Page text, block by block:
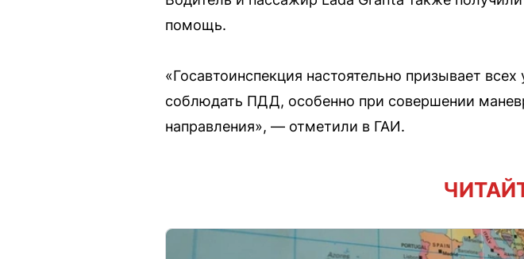
помощь.
«Госавтоинспекция настоятельно призывает
соблюдать ПДД, особенно при совершении
направления», — отметили в ГАИ.